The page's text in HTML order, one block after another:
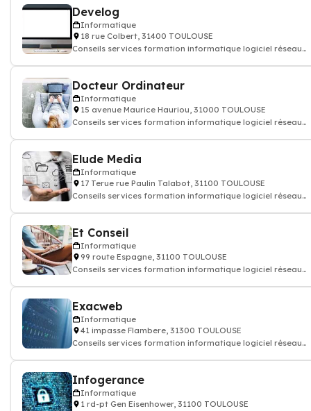
Develog
Informatique
18 rue Colbert, 31400 TOULOUSE
Conseils services formation informatique logiciel réseau
Docteur Ordinateur
Informatique
15 avenue Maurice Hauriou, 31000 TOULOUSE
Conseils services formation informatique logiciel réseau
Elude Media
Informatique
17 Terue rue Paulin Talabot, 31100 TOULOUSE
Conseils services formation informatique logiciel réseau
Et Conseil
Informatique
99 route Espagne, 31100 TOULOUSE
Conseils services formation informatique logiciel réseau
Exacweb
Informatique
41 impasse Flambere, 31300 TOULOUSE
Conseils services formation informatique logiciel réseau
Infogerance
Informatique
1 rd-pt Gen Eisenhower, 31100 TOULOUSE